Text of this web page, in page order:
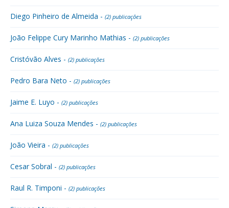
Diego Pinheiro de Almeida - (2) publicações
João Felippe Cury Marinho Mathias - (2) publicações
Cristóvão Alves - (2) publicações
Pedro Bara Neto - (2) publicações
Jaime E. Luyo - (2) publicações
Ana Luiza Souza Mendes - (2) publicações
João Vieira - (2) publicações
Cesar Sobral - (2) publicações
Raul R. Timponi - (2) publicações